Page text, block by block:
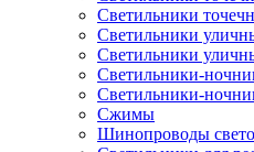
Светильники
Светильники
Светильники
Светильники-
Светильники-
Сжимы
Шинопроводы